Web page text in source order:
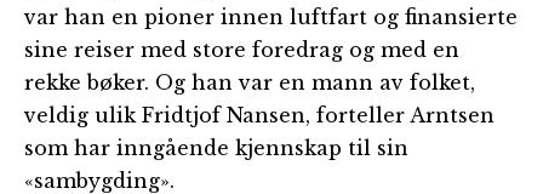
var han en pioner innen luftfart og finansierte
sine reiser med store foredrag og med en
rekke bøker. Og han var en mann av folket,
veldig ulik Fridtjof Nansen, forteller Arntsen
som har inngående kjennskap til sin
«sambygding».